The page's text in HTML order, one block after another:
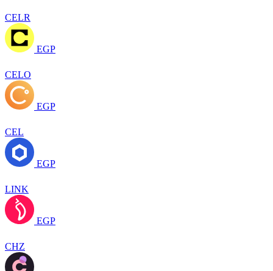
CELR
EGP
CELO
EGP
CEL
EGP
LINK
EGP
CHZ